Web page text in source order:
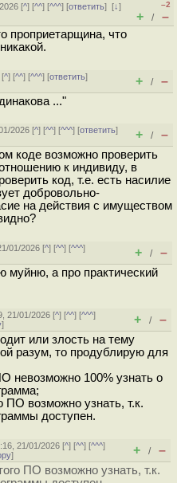
[^] [^^] [^^^] [ответить][↓]
–2
+ / –
проприетарщина, что
[^] [^^] [^^^] [ответить]
+ / –
..."
2026 [^] [^^] [^^^] [ответить]
+ / –
коде возможно проверить
к индивиду, в
код, т.е. есть насилие
добровольно-
на действия с имуществом
01/2026 [^] [^^] [^^^]
+ / –
а про практический
21/01/2026 [^] [^^] [^^^]
] + / –
или злость на тему
разум, то продублирую для
невозможно 100% узнать о
ПО возможно узнать, т.к.
доступен.
21/01/2026 [^] [^^] [^^^]
] + / –
ПО возможно узнать, т.к.